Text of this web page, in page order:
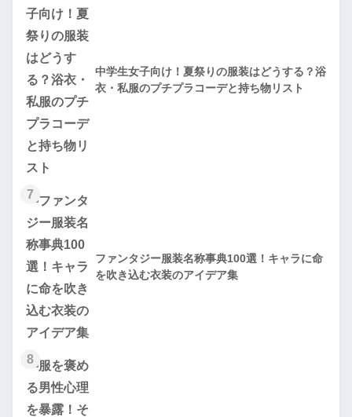
中学生女子向け！夏祭りの服装はどうする？浴
衣・私服のプチプラコーデと持ち物リスト
7
ファンタジー服装名称事典100選！キャラに命
を吹き込む衣装のアイデア集
8